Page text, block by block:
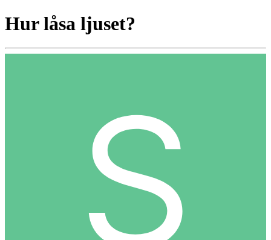
Hur låsa ljuset?